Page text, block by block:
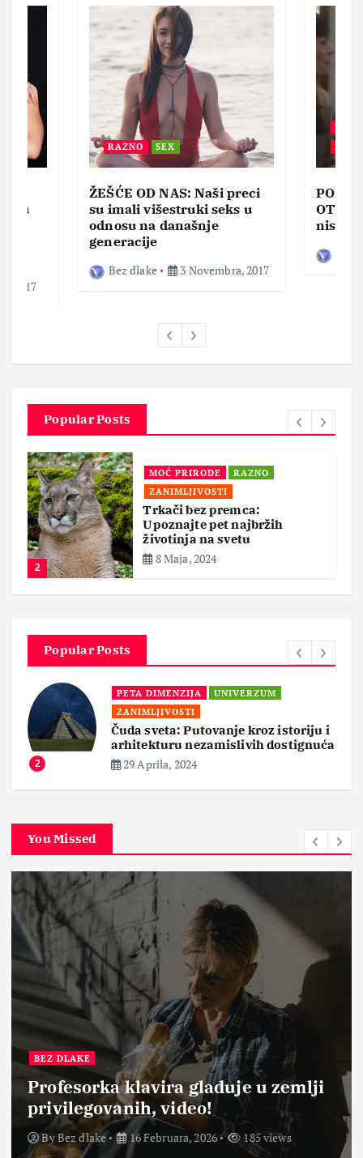
u
2017
RAZNO SEX
ŽEŠĆE OD NAS: Naši preci
su imali višestruki seks u
odnosu na današnje
generacije
Bez dlake 3 Novembra, 2017
BEZ
nisam
Popular Posts
2
MOĆ PRIRODE
RAZNO
ZANIMLJIVOSTI
Trkači bez premca:
Upoznajte pet najbržih
životinja na svetu
8 Maja, 2024
Popular Posts
2
PETA DIMENZIJA
UNIVERZUM
ZANIMLJIVOSTI
Čuda sveta: Putovanje kroz istoriju i
arhitekturu nezamislivih dostignuća
29 Aprila, 2024
You Missed
BEZ DLAKE
Profesorka klavira gladuje u zemlji
privilegovanih, video!
ByBez dlake 16 Februara, 2026 185 views